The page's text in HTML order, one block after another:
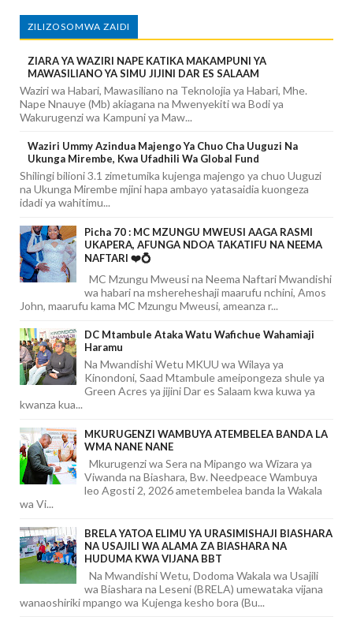
ZILIZOSOMWA ZAIDI
ZIARA YA WAZIRI NAPE KATIKA MAKAMPUNI YA
MAWASILIANO YA SIMU JIJINI DAR ES SALAAM
Waziri wa Habari, Mawasiliano na Teknolojia ya Habari, Mhe.
Nape Nnauye (Mb) akiagana na Mwenyekiti wa Bodi ya
Wakurugenzi wa Kampuni ya Maw...
Waziri Ummy Azindua Majengo Ya Chuo Cha Uuguzi Na
Ukunga Mirembe, Kwa Ufadhili Wa Global Fund
Shilingi bilioni 3.1 zimetumika kujenga majengo ya chuo Uuguzi
na Ukunga Mirembe mjini hapa ambayo yatasaidia kuongeza
idadi ya wahitimu...
Picha 70 : MC MZUNGU MWEUSI AAGA RASMI
UKAPERA, AFUNGA NDOA TAKATIFU NA NEEMA
NAFTARI ❤️💍
MC Mzungu Mweusi na Neema Naftari Mwandishi
wa habari na mshereheshaji maarufu nchini, Amos
John, maarufu kama MC Mzungu Mweusi, ameanza r...
DC Mtambule Ataka Watu Wafichue Wahamiaji
Haramu
Na Mwandishi Wetu MKUU wa Wilaya ya
Kinondoni, Saad Mtambule ameipongeza shule ya
Green Acres ya jijini Dar es Salaam kwa kuwa ya
kwanza kua...
MKURUGENZI WAMBUYA ATEMBELEA BANDA LA
WMA NANE NANE
Mkurugenzi wa Sera na Mipango wa Wizara ya
Viwanda na Biashara, Bw. Needpeace Wambuya
leo Agosti 2, 2026 ametembelea banda la Wakala
wa Vi...
BRELA YATOA ELIMU YA URASIMISHAJI BIASHARA
NA USAJILI WA ALAMA ZA BIASHARA NA
HUDUMA KWA VIJANA BBT
Na Mwandishi Wetu, Dodoma Wakala wa Usajili
wa Biashara na Leseni (BRELA) umewataka vijana
wanaoshiriki mpango wa Kujenga kesho bora (Bu...